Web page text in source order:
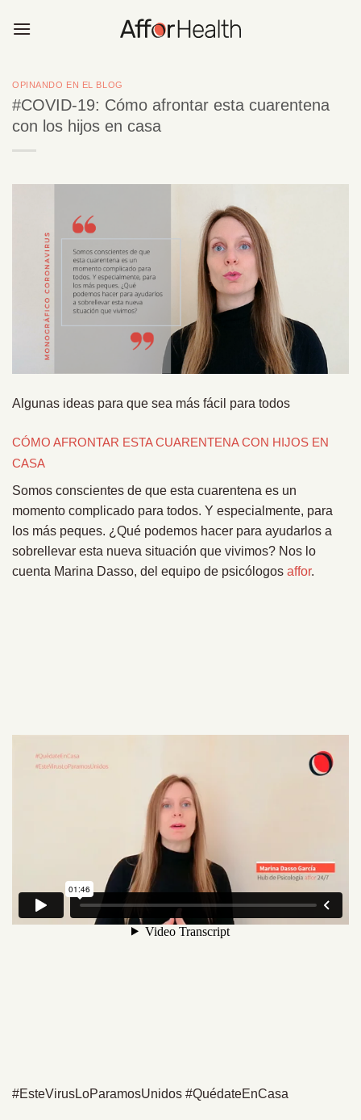
OPINANDO EN EL BLOG
#COVID-19: Cómo afrontar esta cuarentena
con los hijos en casa
Algunas ideas para que sea más fácil para todos
CÓMO AFRONTAR ESTA CUARENTENA CON HIJOS EN
CASA
Somos conscientes de que esta cuarentena es un
momento complicado para todos. Y especialmente, para
los más peques. ¿Qué podemos hacer para ayudarlos a
sobrellevar esta nueva situación que vivimos? Nos lo
cuenta Marina Dasso, del equipo de psicólogos affor.
#EsteVirusLoParamosUnidos #QuédateEnCasa